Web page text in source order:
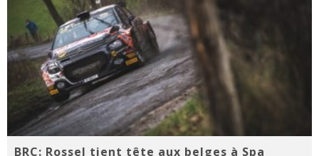
BRC: Rossel tient tête aux belges à Spa